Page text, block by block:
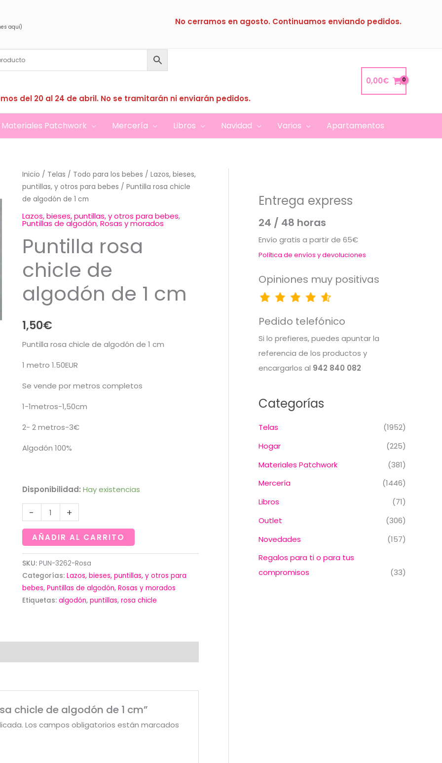
aquí)
No cerramos en agosto. Continuamos enviando pedidos.
del 20 al 24 de abril. No se tramitarán ni enviarán pedidos.
0,00€
Materiales Patchwork Mercería Libros Navidad Varios Apartamentos
Inicio / Telas / Todo para los bebes / Lazos, bieses,
puntillas, y otros para bebes / Puntilla rosa chicle
de algodón de 1 cm
Lazos, bieses, puntillas, y otros para bebes,
Puntillas de algodón,Rosas y morados
Puntilla rosa
chicle de
algodón de 1 cm
1,50€
Puntilla rosa chicle de algodón de 1 cm
1 metro 1.50EUR
Se vende por metros completos
1-1metros-1,50cm
2- 2 metros-3€
Algodón 100%
Disponibilidad: Hay existencias
-
Puntilla
rosa
chicle
algodón
de
1
cm
+
AÑADIR AL CARRITO
SKU: PUN-3262-Rosa
Categorías: Lazos, bieses, puntillas, y otros para
bebes, Puntillas de algodón, Rosas y morados
Etiquetas: algodón, puntillas, rosa chicle
chicle de algodón de 1 cm”
Los campos obligatorios están marcados
Entrega express
24 / 48 horas
Envío gratis a partir de 65€
Política de envíos y devoluciones
Opiniones muy positivas
Pedido telefónico
Si lo prefieres, puedes apuntar la
referencia de los productos y
encargarlos al 942 840 082
Categorías
Telas
(1952)
Hogar
(225)
Materiales Patchwork
(381)
Mercería
(1446)
Libros
(71)
Outlet
(306)
Novedades
(157)
Regalos para ti o para tus
compromisos
(33)